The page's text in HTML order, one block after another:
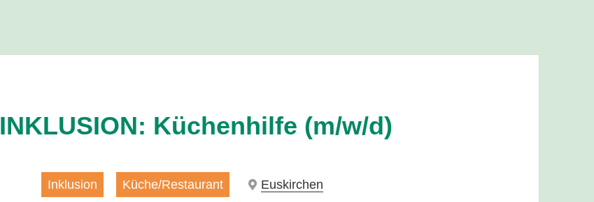
INKLUSION: Küchenhilfe (m/w/d)
Inklusion Küche/Restaurant
Euskirchen